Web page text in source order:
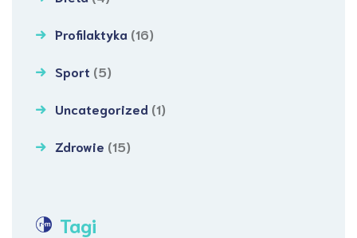
Profilaktyka (16)
Sport (5)
Uncategorized (1)
Zdrowie (15)
Tagi